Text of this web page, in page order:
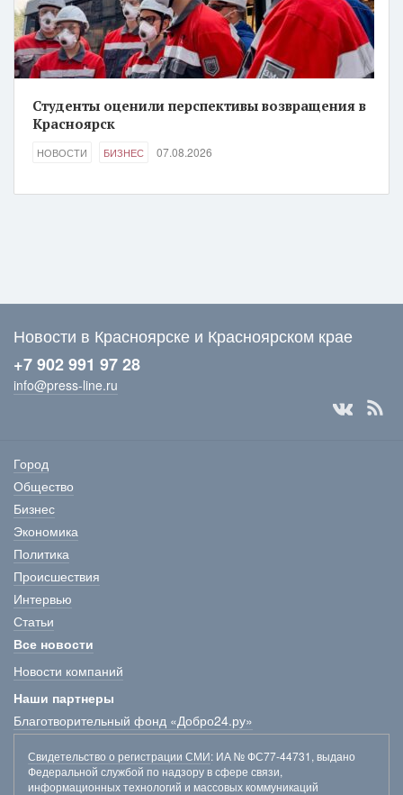
Студенты оценили перспективы возвращения в
Красноярск
НОВОСТИ БИЗНЕС 07.08.2026
Новости в Красноярске и Красноярском крае
+7 902 991 97 28
info@press-line.ru
Город
Общество
Бизнес
Экономика
Политика
Происшествия
Интервью
Статьи
Все новости
Новости компаний
Наши партнеры
Благотворительный фонд «Добро24.ру»
Свидетельство о регистрации СМИ: ИА № ФС77-44731, выдано
Федеральной службой по надзору в сфере связи,
информационных технологий и массовых коммуникаций